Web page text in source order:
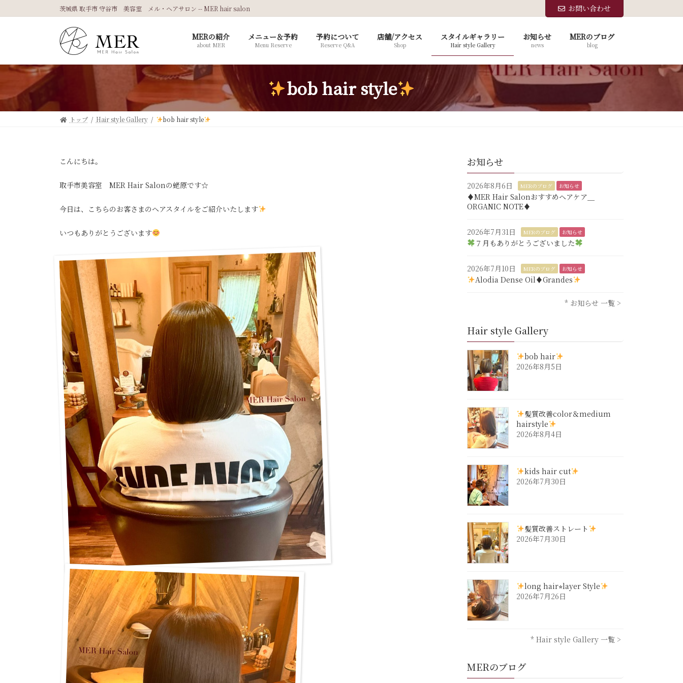
ン
へ
ッ
プ
ビ
ョ
移
動
茨城県 取手市 守谷市 美容室 メル・ヘアサロン -- MER hair salon お問い合わせ
MERの紹介
about MER
メニュー＆予約
Menu Reserve
予約について
Reserve Q&A
店舗/アクセス
Shop
スタイルギャラリー
Hair style Gallery
お知らせ
news
MERのブログ
blog
bob hair style
トップ Hair style Gallery bob hair style
こんにちは。
取手市美容室 MER Hair Salonの蛯原です☆
今日は、こちらのお客さまのヘアスタイルをご紹介いたします
いつもありがとうございます
お知らせ
2026年8月6日 MERのブログ お知らせ
♦︎MER Hair Salonおすすめヘアケア＿
ORGANIC NOTE♦︎
2026年7月31日 MERのブログ お知らせ
７月もありがとうございました
2026年7月10日 MERのブログ お知らせ
Alodia Dense Oil♦︎Grandes
* お知らせ 一覧 >
Hair style Gallery
bob hair
2026年8月5日
髪質改善color＆medium
hairstyle
2026年8月4日
kids hair cut
2026年7月30日
髪質改善ストレート
2026年7月30日
long hair⭐︎layer Style
2026年7月26日
* Hair style Gallery 一覧 >
MERのブログ